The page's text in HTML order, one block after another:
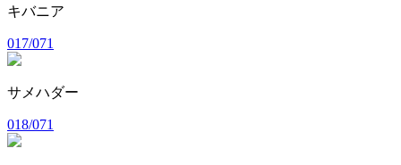
キバニア
017/071
サメハダー
018/071